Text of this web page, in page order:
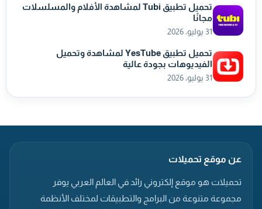
تحميل تطبيق Tubi لمشاهدة الأفلام والمسلسلات
مجانًا
31 يوليو، 2026
تحميل تطبيق YesTube لمشاهدة وتحميل
الفيديوهات بجودة عالية
31 يوليو، 2026
عن موقع تحميلات
تحميلات هو موقع إلكتروني رائد في العالم العربي يوفر
مجموعة متنوعة من البرامج والتطبيقات لمختلف الأنظمة